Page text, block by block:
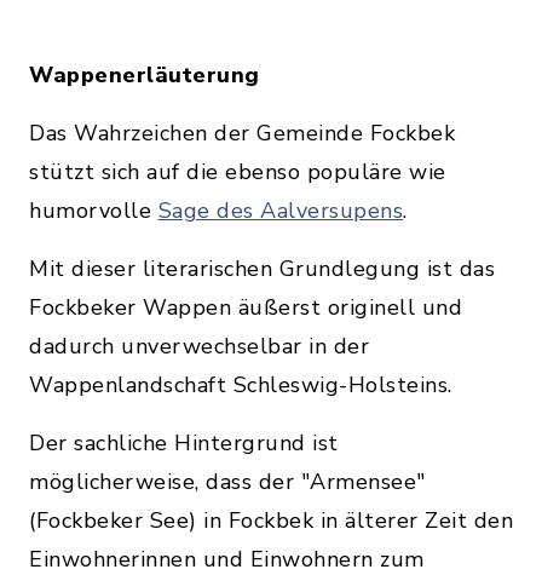
Wappenerläuterung
Das Wahrzeichen der Gemeinde Fockbek
stützt sich auf die ebenso populäre wie
humorvolle Sage des Aalversupens.
Mit dieser literarischen Grundlegung ist das
Fockbeker Wappen äußerst originell und
dadurch unverwechselbar in der
Wappenlandschaft Schleswig-Holsteins.
Der sachliche Hintergrund ist
möglicherweise, dass der "Armensee"
(Fockbeker See) in Fockbek in älterer Zeit den
Einwohnerinnen und Einwohnern zum